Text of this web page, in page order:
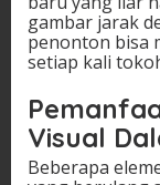
gambar jarak
penonton bisa
setiap kali
Visual
Beberapa